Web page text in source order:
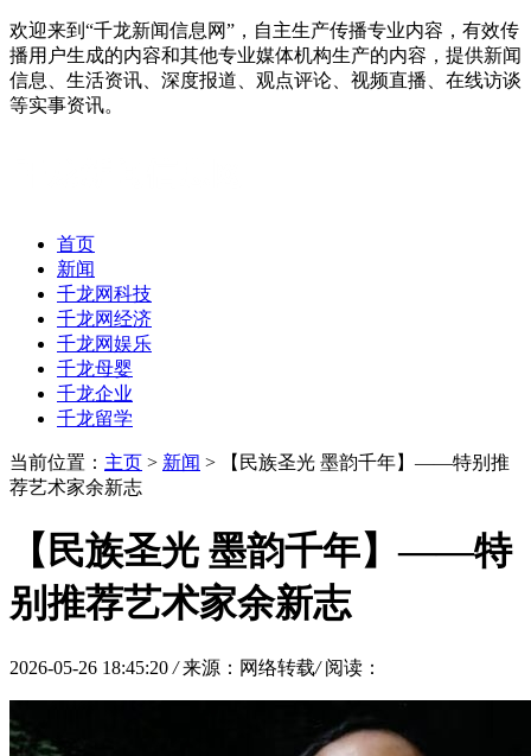
欢迎来到“千龙新闻信息网”，自主生产传播专业内容，有效传
播用户生成的内容和其他专业媒体机构生产的内容，提供新闻
信息、生活资讯、深度报道、观点评论、视频直播、在线访谈
等实事资讯。
首页
新闻
千龙网科技
千龙网经济
千龙网娱乐
千龙母婴
千龙企业
千龙留学
当前位置： 主页 > 新闻 > 【民族圣光 墨韵千年】——特别推
荐艺术家余新志
【民族圣光 墨韵千年】——特
别推荐艺术家余新志
2026-05-26 18:45:20 / 来源：网络转载/ 阅读：